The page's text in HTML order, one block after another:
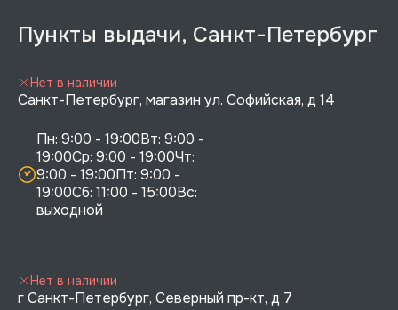
Пункты выдачи, Санкт-Петербург
Санкт-Петербург, магазин ул. Софийская, д 14
Пн: 9:00 - 19:00Вт: 9:00 -
19:00Ср: 9:00 - 19:00Чт:
9:00 - 19:00Пт: 9:00 -
19:00Сб: 11:00 - 15:00Вс:
выходной
Нет в наличии
г Санкт-Петербург, Северный пр-кт, д 7
Нет в наличии